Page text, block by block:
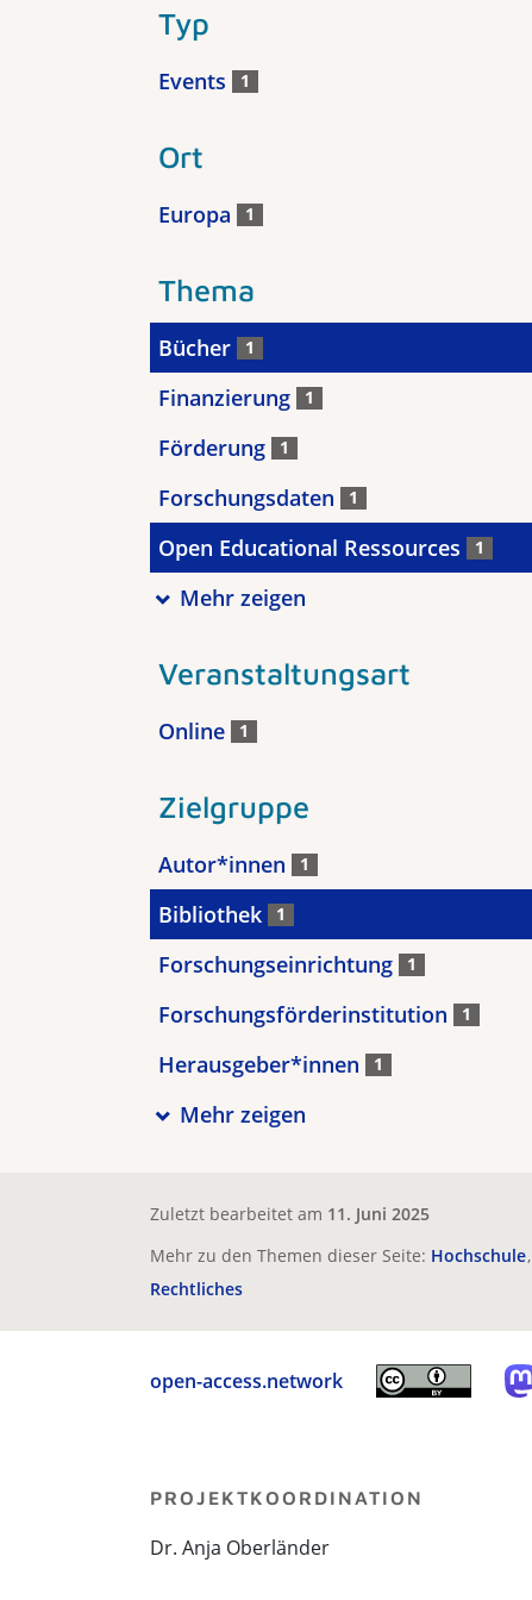
Typ
Events 1
Ort
Europa 1
Thema
Bücher 1
Finanzierung 1
Förderung 1
Forschungsdaten 1
Open Educational Ressources 1
Mehr zeigen
Veranstaltungsart
Online 1
Zielgruppe
Autor*innen 1
Bibliothek 1
Forschungseinrichtung 1
Forschungsförderinstitution 1
Herausgeber*innen 1
Mehr zeigen
Zuletzt bearbeitet am 11. Juni 2025
Mehr zu den Themen dieser Seite: Hochschule
Rechtliches
open-access.network
PROJEKTKOORDINATION
Dr. Anja Oberländer